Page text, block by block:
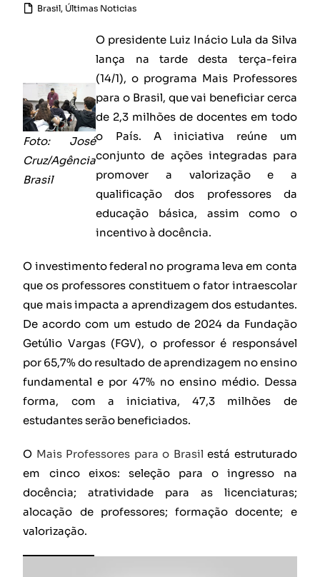
Brasil, Últimas Noticias
Foto: José
Cruz/Agência
Brasil
O presidente Luiz Inácio Lula da Silva
lança na tarde desta terça-feira
(14/1), o programa Mais Professores
para o Brasil, que vai beneficiar cerca
de 2,3 milhões de docentes em todo
o País. A iniciativa reúne um
conjunto de ações integradas para
promover a valorização e a
qualificação dos professores da
educação básica, assim como o
incentivo à docência.
O investimento federal no programa leva em conta
que os professores constituem o fator intraescolar
que mais impacta a aprendizagem dos estudantes.
De acordo com um estudo de 2024 da Fundação
Getúlio Vargas (FGV), o professor é responsável
por 65,7% do resultado de aprendizagem no ensino
fundamental e por 47% no ensino médio. Dessa
forma, com a iniciativa, 47,3 milhões de
estudantes serão beneficiados.
O Mais Professores para o Brasil está estruturado
em cinco eixos: seleção para o ingresso na
docência; atratividade para as licenciaturas;
alocação de professores; formação docente; e
valorização.